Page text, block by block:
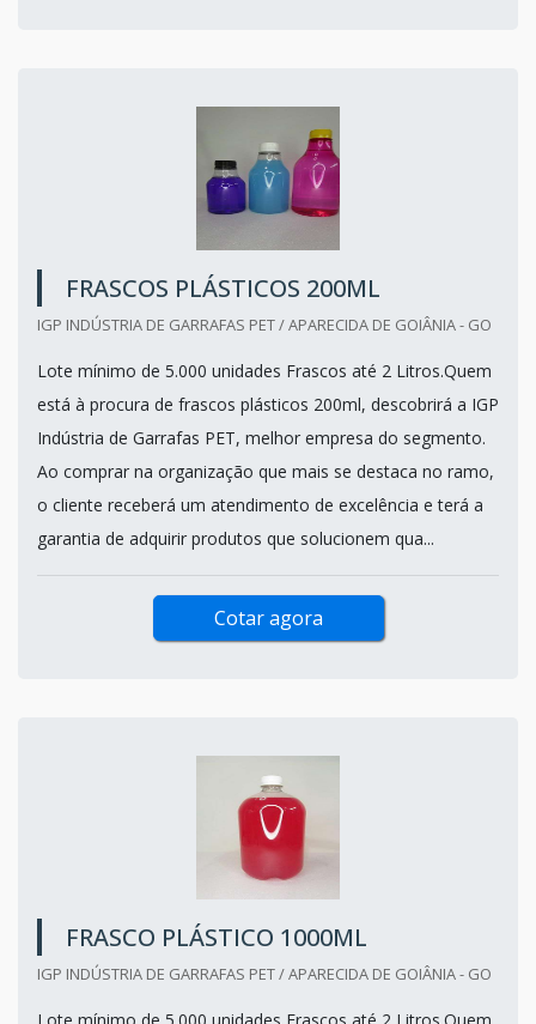
FRASCOS PLÁSTICOS 200ML
IGP INDÚSTRIA DE GARRAFAS PET / APARECIDA DE GOIÂNIA - GO
Lote mínimo de 5.000 unidades Frascos até 2 Litros.Quem
está à procura de frascos plásticos 200ml, descobrirá a IGP
Indústria de Garrafas PET, melhor empresa do segmento.
Ao comprar na organização que mais se destaca no ramo,
o cliente receberá um atendimento de excelência e terá a
garantia de adquirir produtos que solucionem qua...
Cotar agora
FRASCO PLÁSTICO 1000ML
IGP INDÚSTRIA DE GARRAFAS PET / APARECIDA DE GOIÂNIA - GO
Lote mínimo de 5.000 unidades Frascos até 2 Litros.Quem